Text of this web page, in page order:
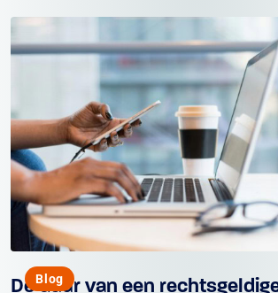
Blog
De duur van een